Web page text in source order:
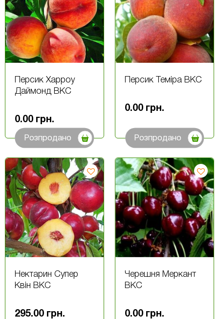
Персик Харроу
Даймонд ВКС
0.00 грн.
Розпродано
Персик Теміра ВКС
0.00 грн.
Розпродано
Нектарин Супер
Квін ВКС
295.00 грн.
Черешня Меркант
ВКС
0.00 грн.